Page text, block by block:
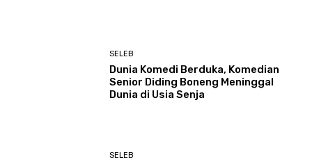
SELEB
Dunia Komedi Berduka, Komedian
Senior Diding Boneng Meninggal
Dunia di Usia Senja
SELEB